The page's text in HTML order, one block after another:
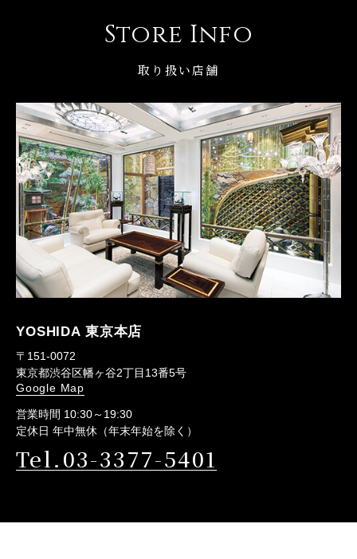
Store Info
取り扱い店舗
YOSHIDA 東京本店
〒151-0072
東京都渋谷区幡ヶ谷2丁目13番5号
Google Map
営業時間 10:30～19:30
定休日 年中無休（年末年始を除く）
Tel.03-3377-5401